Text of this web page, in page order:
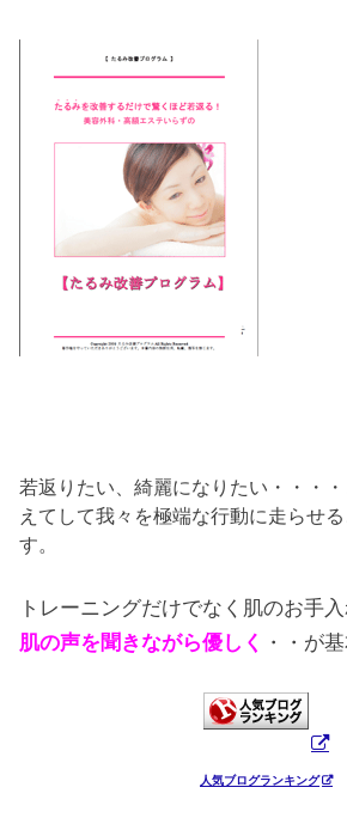
若返りたい、綺麗になりたい・・・
えてして我々を極端な行動に走らせ
す。
トレーニングだけでなく肌のお手
肌の声を聞きながら優しく
・・が
人気ブログランキング